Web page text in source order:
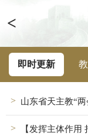
<
即时更新
山东省天主教“两会”举办
【发挥主体作用 持续匡正教风